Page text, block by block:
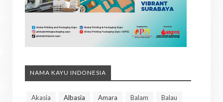
NAMA KAYU INDONESIA
Akasia Albasia Amara Balam
Balau